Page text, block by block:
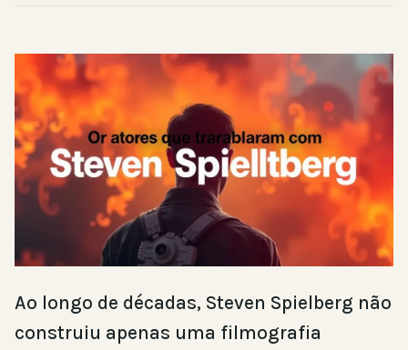
Ao longo de décadas, Steven Spielberg não
construiu apenas uma filmografia